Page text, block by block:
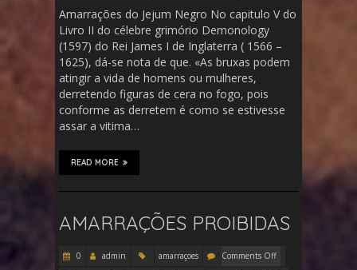
Amarrações do Jejum Negro No capitulo V do
Livro II do célebre grimório Demonology
(1597) do Rei James I de Inglaterra ( 1566 –
1625), dá-se nota de que. «As bruxas podem
atingir a vida de homens ou mulheres,
derretendo figuras de cera no fogo, pois
conforme as derretem é como se estivesse
assar a vitima…
READ MORE
AMARRAÇÕES PROIBIDAS
0 admin amarraçoes
Comments Off